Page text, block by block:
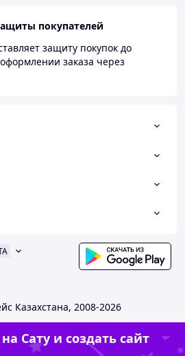
покупателей
защиту покупок до
заказа через
Казахстана, 2008-2026
Сату и создать сайт